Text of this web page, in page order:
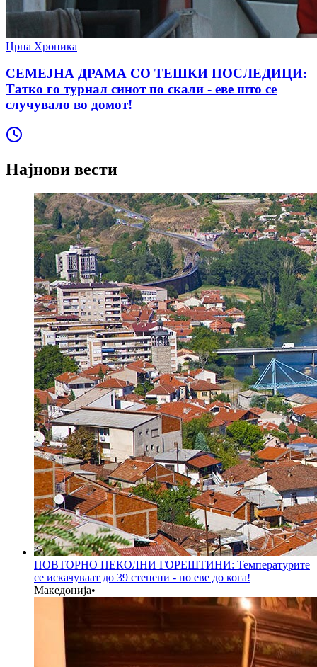
Црна Хроника
СЕМЕЈНА ДРАМА СО ТЕШКИ ПОСЛЕДИЦИ:
Татко го турнал синот по скали - еве што се
случувало во домот!
Најнови вести
ПОВТОРНО ПЕКОЛНИ ГОРЕШТИНИ: Температурите
се искачуваат до 39 степени - но еве до кога!
Македонија•